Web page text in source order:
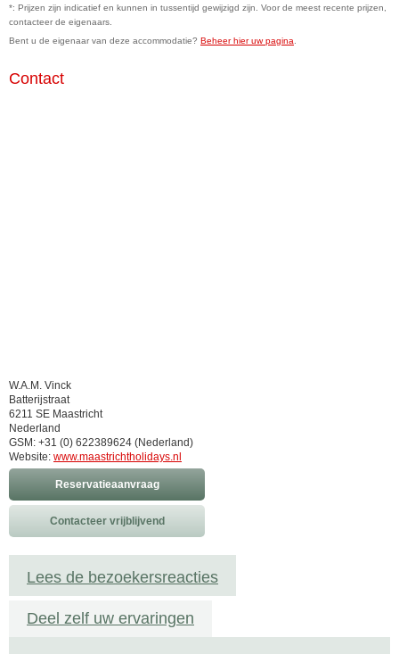
*: Prijzen zijn indicatief en kunnen in tussentijd gewijzigd zijn. Voor de meest recente prijzen,
contacteer de eigenaars.
Bent u de eigenaar van deze accommodatie? Beheer hier uw pagina
Contact
W.A.M. Vinck
Batterijstraat
6211 SE Maastricht
Nederland
GSM: +31 (0) 622389624 (Nederland)
Website: www.maastrichtholidays.nl
Reservatieaanvraag
Contacteer vrijblijvend
Lees de bezoekersreacties
Deel zelf uw ervaringen